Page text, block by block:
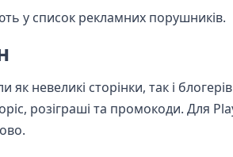
у список рекламних порушників.
невеликі сторінки, так і
розіграші та промокоди. Для